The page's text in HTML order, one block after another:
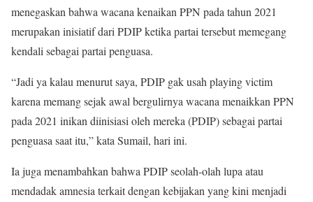
menegaskan bahwa wacana kenaikan PPN pada tahun 2021
merupakan inisiatif dari PDIP ketika partai tersebut memegang
kendali sebagai partai penguasa.
“Jadi ya kalau menurut saya, PDIP gak usah playing victim
karena memang sejak awal bergulirnya wacana menaikkan PPN
pada 2021 inikan diinisiasi oleh mereka (PDIP) sebagai partai
penguasa saat itu,” kata Sumail, hari ini.
Ia juga menambahkan bahwa PDIP seolah-olah lupa atau
mendadak amnesia terkait dengan kebijakan yang kini menjadi